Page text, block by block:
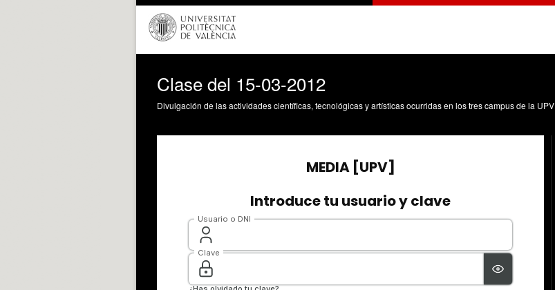
Clase del 15-03-2012
Divulgación de las actividades científicas, tecnológicas y artísticas ocurridas en los tres campus de la UPV